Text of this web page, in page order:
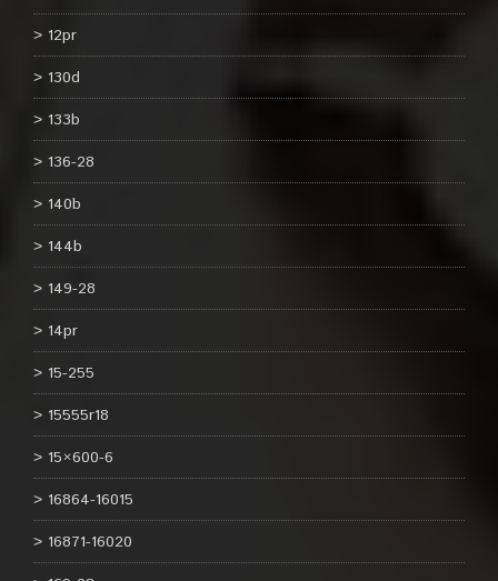
12pr
130d
133b
136-28
140b
144b
149-28
14pr
15-255
15555r18
15×600-6
16864-16015
16871-16020